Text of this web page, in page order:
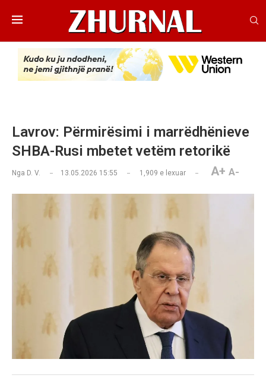
Lavrov: Përmirësimi i marrëdhënieve
SHBA-Rusi mbetet vetëm retorikë
Nga D. V. 13.05.2026 15:55 1,909 e lexuar A+ A-